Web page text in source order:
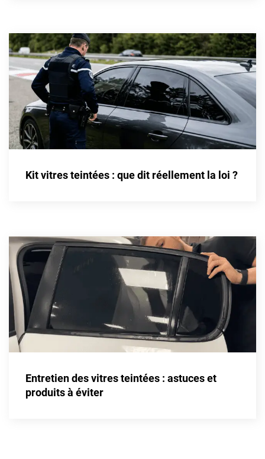
Dacia
Daewoo
Daihatsu
Dodge
Dongfeng
Eagle
Fiat
Fisker
Ford
Foton
Kit vitres teintées : que dit réellement la loi ?
Entretien des vitres teintées : astuces et
produits à éviter